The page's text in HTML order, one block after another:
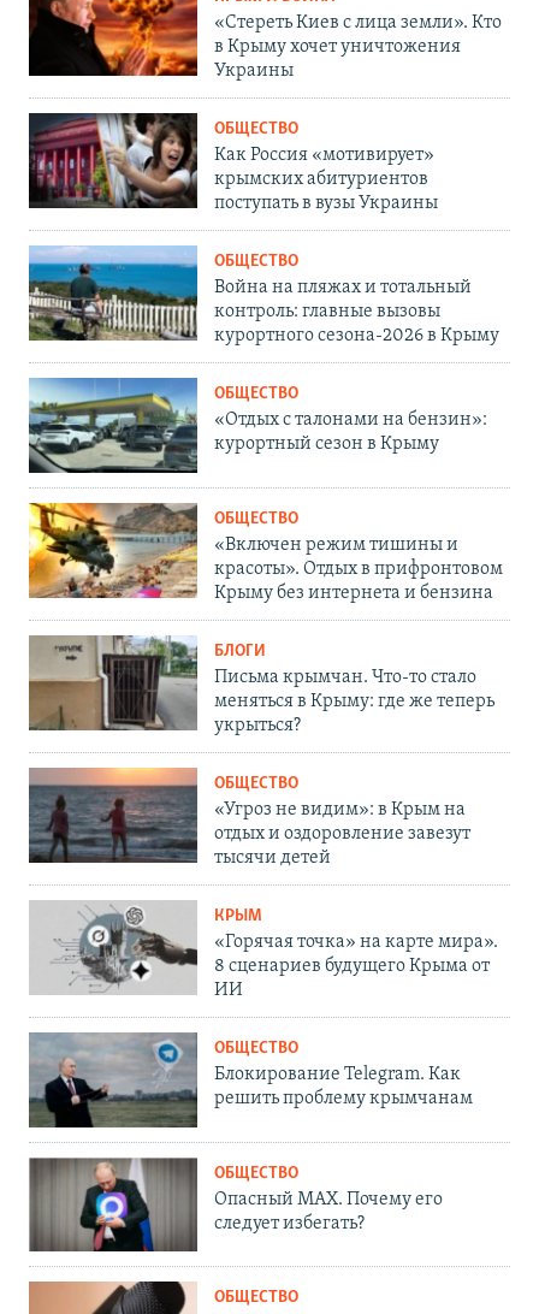
«Стереть Киев с лица земли». Кто
в Крыму хочет уничтожения
Украины
ОБЩЕСТВО
Как Россия «мотивирует»
крымских абитуриентов
поступать в вузы Украины
ОБЩЕСТВО
Война на пляжах и тотальный
контроль: главные вызовы
курортного сезона-2026 в Крыму
ОБЩЕСТВО
«Отдых с талонами на бензин»:
курортный сезон в Крыму
ОБЩЕСТВО
«Включен режим тишины и
красоты». Отдых в прифронтовом
Крыму без интернета и бензина
БЛОГИ
Письма крымчан. Что-то стало
меняться в Крыму: где же теперь
укрыться?
ОБЩЕСТВО
«Угроз не видим»: в Крым на
отдых и оздоровление завезут
тысячи детей
КРЫМ
«Горячая точка» на карте мира».
8 сценариев будущего Крыма от
ИИ
ОБЩЕСТВО
Блокирование Telegram. Как
решить проблему крымчанам
ОБЩЕСТВО
Опасный MAX. Почему его
следует избегать?
ОБЩЕСТВО